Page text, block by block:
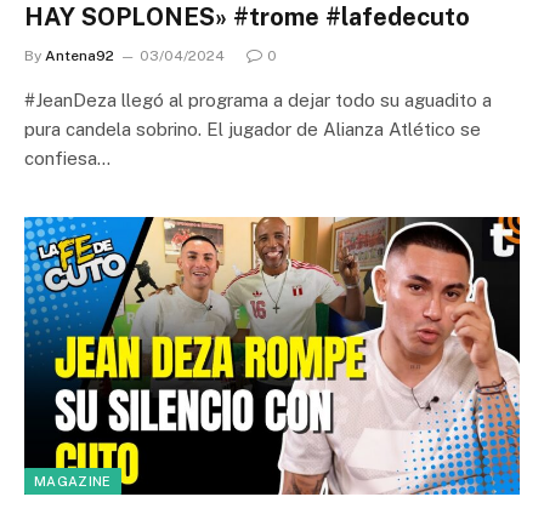
HAY SOPLONES» #trome #lafedecuto
By Antena92 03/04/2024 0
#JeanDeza llegó al programa a dejar todo su aguadito a
pura candela sobrino. El jugador de Alianza Atlético se
confiesa…
MAGAZINE